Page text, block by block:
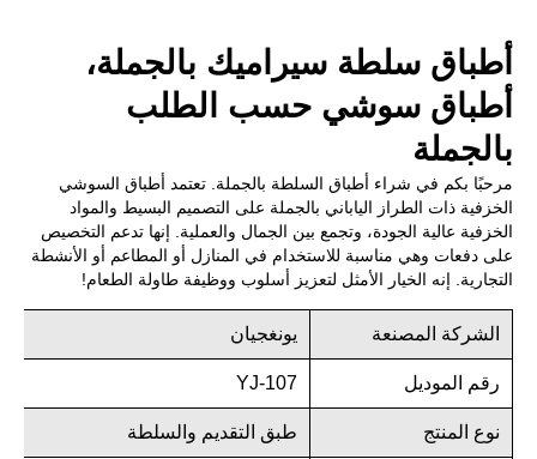
أطباق سلطة سيراميك بالجملة،
أطباق سوشي حسب الطلب
بالجملة
مرحبًا بكم في شراء أطباق السلطة بالجملة. تعتمد أطباق السوشي
الخزفية ذات الطراز الياباني بالجملة على التصميم البسيط والمواد
الخزفية عالية الجودة، وتجمع بين الجمال والعملية. إنها تدعم التخصيص
على دفعات وهي مناسبة للاستخدام في المنازل أو المطاعم أو الأنشطة
التجارية. إنه الخيار الأمثل لتعزيز أسلوب ووظيفة طاولة الطعام!
الشركة المصنعة يونغجيان
رقم الموديل YJ-107
نوع المنتج طبق التقديم والسلطة